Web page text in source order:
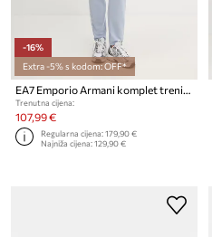
-16%
Extra -5% s kodom: OFF*
EA7 Emporio Armani komplet trenirka za žene
Trenutna cijena:
107,99 €
Regularna cijena:179,90 €
Najniža cijena:129,90 €